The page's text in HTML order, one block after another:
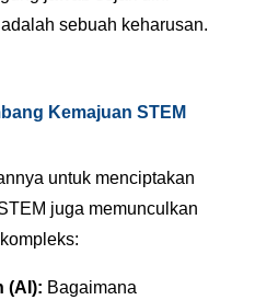
sebuah keharusan.
Kemajuan STEM
untuk menciptakan
juga memunculkan
(AI): Bagaimana